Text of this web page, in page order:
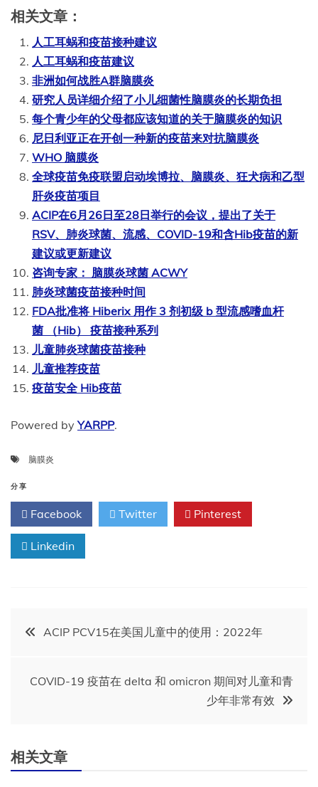
相关文章：
人工耳蜗和疫苗接种建议
人工耳蜗和疫苗建议
非洲如何战胜A群脑膜炎
研究人员详细介绍了小儿细菌性脑膜炎的长期负担
每个青少年的父母都应该知道的关于脑膜炎的知识
尼日利亚正在开创一种新的疫苗来对抗脑膜炎
WHO 脑膜炎
全球疫苗免疫联盟启动埃博拉、脑膜炎、狂犬病和乙型
肝炎疫苗项目
ACIP在6月26日至28日举行的会议，提出了关于
RSV、肺炎球菌、流感、COVID-19和含Hib疫苗的新
建议或更新建议
咨询专家： 脑膜炎球菌 ACWY
肺炎球菌疫苗接种时间
FDA批准将 Hiberix 用作 3 剂初级 b 型流感嗜血杆
菌 （Hib） 疫苗接种系列
儿童肺炎球菌疫苗接种
儿童推荐疫苗
疫苗安全 Hib疫苗
Powered byYARPP.
脑膜炎
分享
Facebook Twitter Pinterest
Linkedin
文
航
ACIP PCV15在美国儿童中的使用：2022年
COVID-19 疫苗在 delta 和 omicron 期间对儿童和青
少年非常有效
相关文章